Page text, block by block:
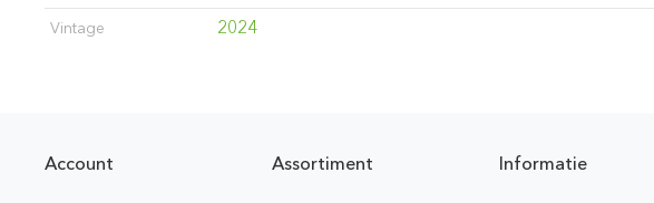
Vintage 2024
Account Assortiment Informatie